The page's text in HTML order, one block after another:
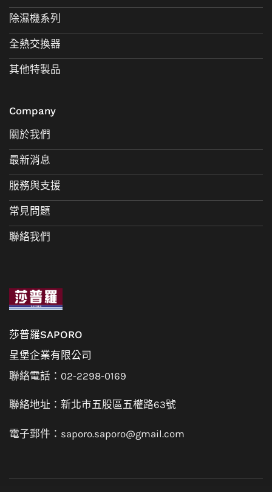
莎普羅SAPORO
呈堡企業有限公司
聯絡電話：02-2298-0169
聯絡地址：新北市五股區五權路63號
電子郵件：saporo.saporo@gmail.com
除濕機系列
全熱交換器
其他特製品
Company
關於我們
最新消息
服務與支援
常見問題
聯絡我們